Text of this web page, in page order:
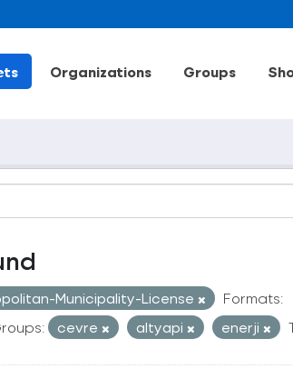
Organizations Groups
Municipality-License
Formats:
cevre altyapi enerji